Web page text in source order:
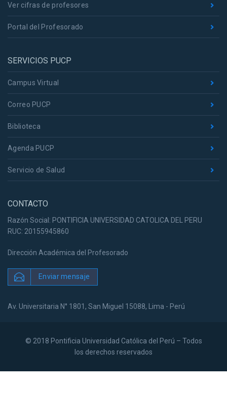
Ver cifras de profesores
Portal del Profesorado
SERVICIOS PUCP
Campus Virtual
Correo PUCP
Biblioteca
Agenda PUCP
Servicio de Salud
CONTACTO
Razón Social: PONTIFICIA UNIVERSIDAD CATOLICA DEL PERU
RUC: 20155945860
Dirección Académica del Profesorado
Enviar mensaje
Av. Universitaria N° 1801, San Miguel 15088, Lima - Perú
© 2018 Pontificia Universidad Católica del Perú – Todos
los derechos reservados